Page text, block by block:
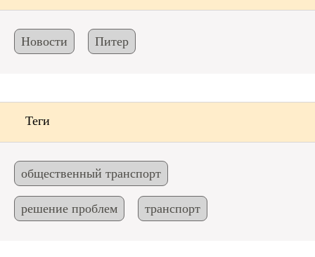
Новости Питер
Теги
общественный транспорт
решение проблем транспорт